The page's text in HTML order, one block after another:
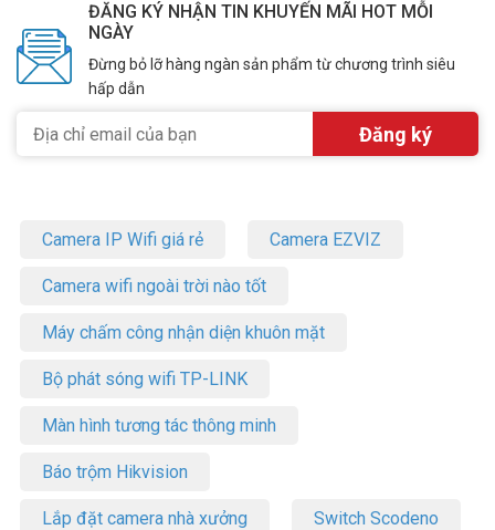
ĐĂNG KÝ NHẬN TIN KHUYẾN MÃI HOT MỖI
NGÀY
Đừng bỏ lỡ hàng ngàn sản phẩm từ chương trình siêu
hấp dẫn
Camera IP Wifi giá rẻ Camera EZVIZ
Camera wifi ngoài trời nào tốt
Máy chấm công nhận diện khuôn mặt
Bộ phát sóng wifi TP-LINK
Màn hình tương tác thông minh
Báo trộm Hikvision
Lắp đặt camera nhà xưởng Switch Scodeno